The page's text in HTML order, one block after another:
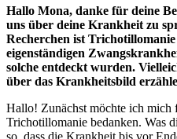
Hallo Mona, danke für deine
uns über deine Krankheit zu
Recherchen ist
eigenständigen
solche entdeckt wurden.
über das Krankheitsbild
Hallo! Zunächst möchte ich mich
Trichotillomanie bedanken. Was
so, dass die Krankheit bis vor